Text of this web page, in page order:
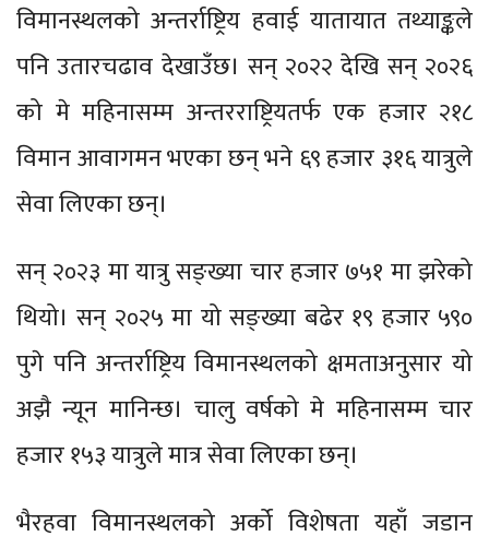
विमानस्थलको अन्तर्राष्ट्रिय हवाई यातायात तथ्याङ्कले
पनि उतारचढाव देखाउँछ। सन् २०२२ देखि सन् २०२६
को मे महिनासम्म अन्तरराष्ट्रियतर्फ एक हजार २१८
विमान आवागमन भएका छन् भने ६९ हजार ३१६ यात्रुले
सेवा लिएका छन्।
सन् २०२३ मा यात्रु सङ्ख्या चार हजार ७५१ मा झरेको
थियो। सन् २०२५ मा यो सङ्ख्या बढेर १९ हजार ५९०
पुगे पनि अन्तर्राष्ट्रिय विमानस्थलको क्षमताअनुसार यो
अझै न्यून मानिन्छ। चालु वर्षको मे महिनासम्म चार
हजार १५३ यात्रुले मात्र सेवा लिएका छन्।
भैरहवा विमानस्थलको अर्को विशेषता यहाँ जडान